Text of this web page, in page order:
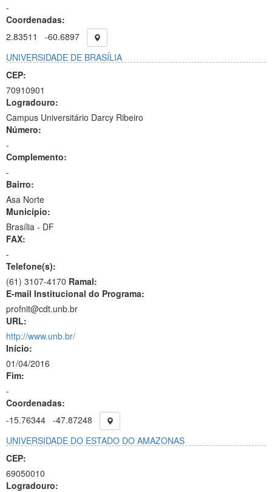
-
Coordenadas:
2.83511
-60.6897
UNIVERSIDADE DE BRASÍLIA
CEP:
70910901
Logradouro:
Campus Universitário Darcy Ribeiro
Número:
-
Complemento:
-
Bairro:
Asa Norte
Município:
Brasília - DF
FAX:
-
Telefone(s):
(61) 3107-4170 Ramal:
E-mail Institucional do Programa:
profnit@cdt.unb.br
URL:
http://www.unb.br/
Início:
01/04/2016
Fim:
-
Coordenadas:
-15.76344 -47.87248
UNIVERSIDADE DO ESTADO DO AMAZONAS
CEP:
69050010
Logradouro: